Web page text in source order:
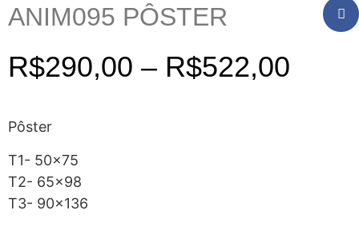
ANIM095 PÔSTER
R$290,00 – R$522,00
Pôster
T1- 50×75
T2- 65×98
T3- 90×136